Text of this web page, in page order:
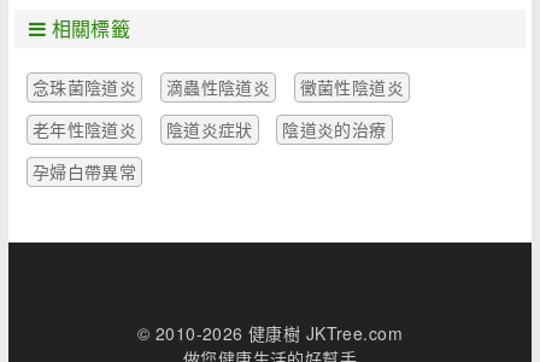
相關標籤
念珠菌陰道炎 滴蟲性陰道炎
黴菌性陰道炎
老年性陰道炎
陰道炎症狀
陰道炎的治療
孕婦白帶異常
© 2010-2026 健康樹 JKTree.com